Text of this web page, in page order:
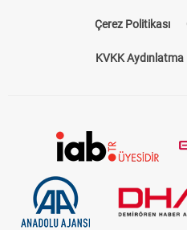
Çerez Politikası
KVKK